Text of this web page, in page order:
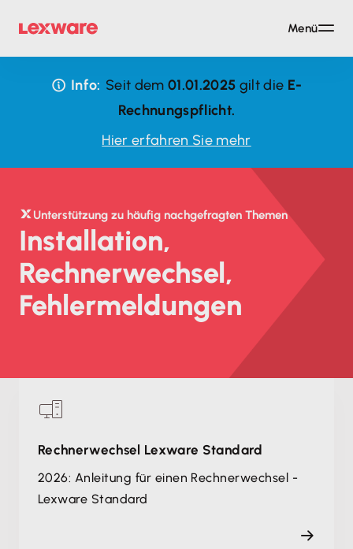
Info: Seit dem 01.01.2025 gilt die E-
Rechnungspflicht.
Hier erfahren Sie mehr
Unterstützung zu häufig nachgefragten Themen
Installation,
Rechnerwechsel,
Fehlermeldungen
Rechnerwechsel Lexware Standard
2026: Anleitung für einen Rechnerwechsel -
Lexware Standard
Menü